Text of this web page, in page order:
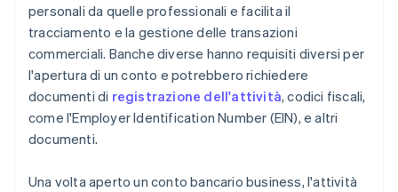
personali da quelle professionali e facilita il
tracciamento e la gestione delle transazioni
commerciali. Banche diverse hanno requisiti diversi per
l'apertura di un conto e potrebbero richiedere
documenti di registrazione dell'attività, codici fiscali,
come l'Employer Identification Number (EIN), e altri
documenti.
Una volta aperto un conto bancario business, l'attività